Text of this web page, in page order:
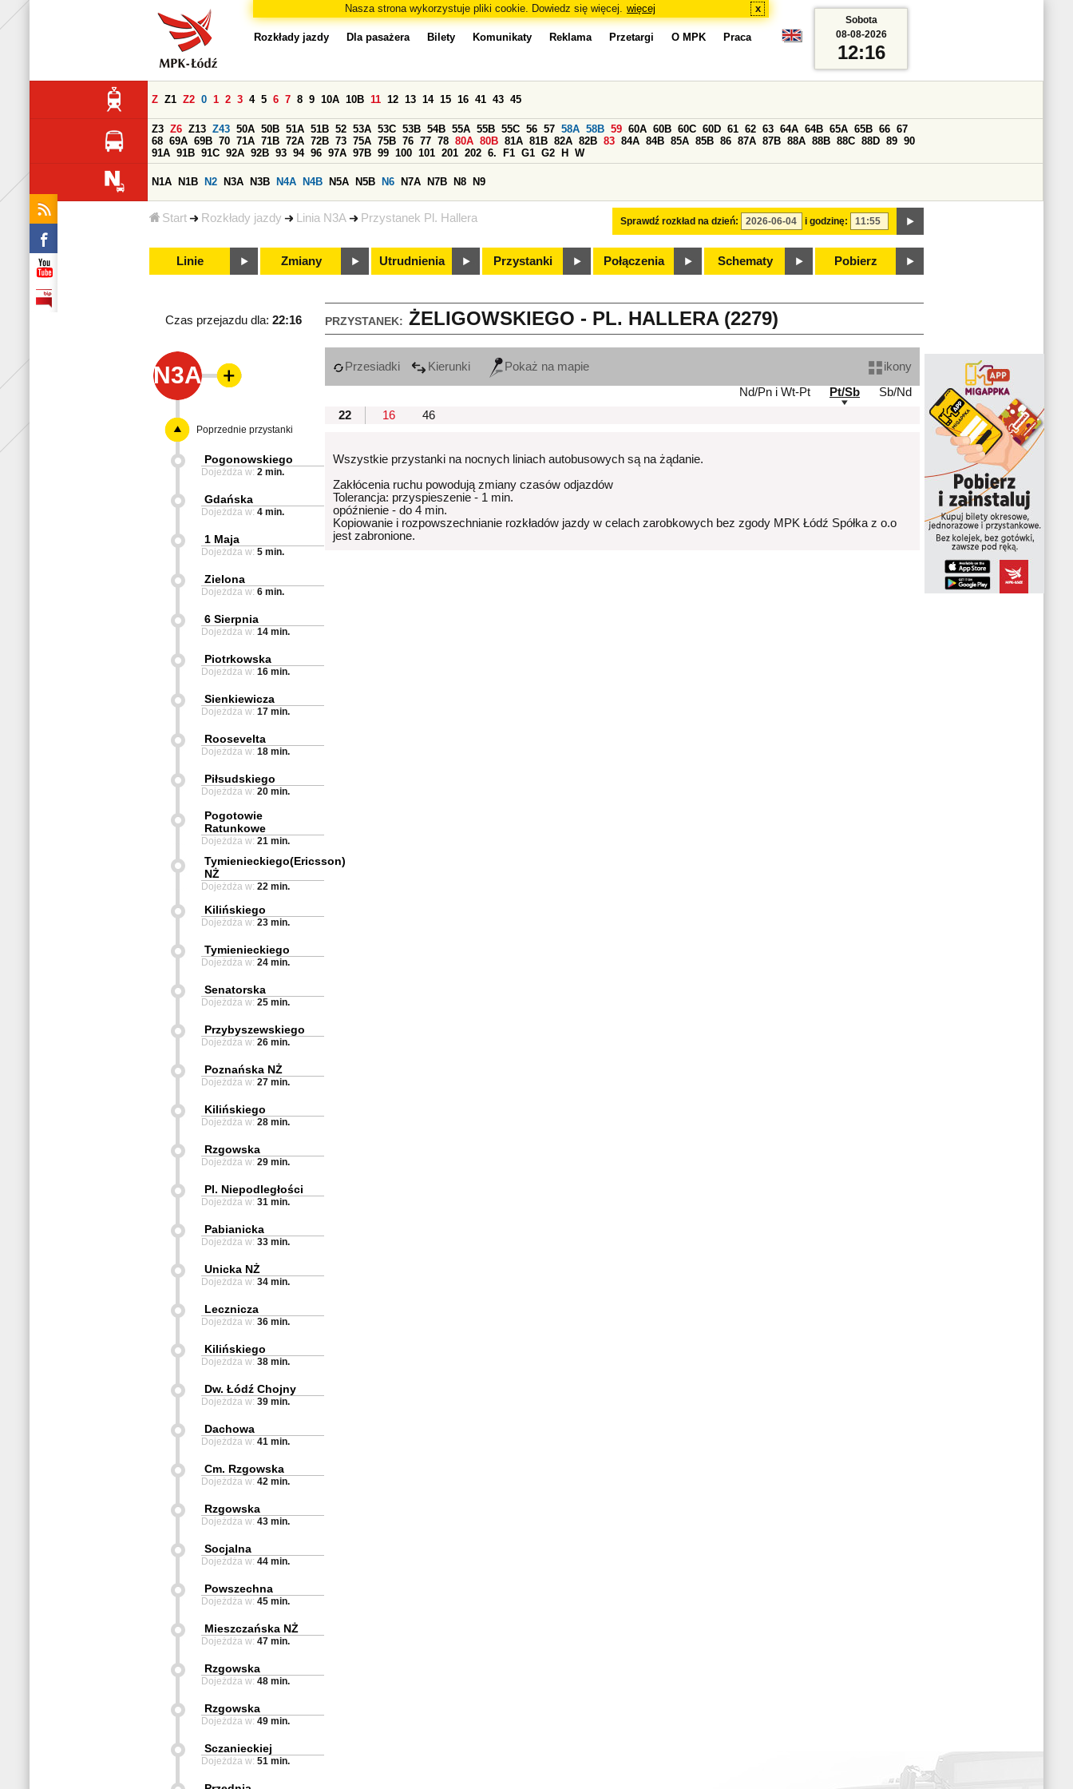
Nasza strona wykorzystuje pliki cookie. Dowiedz się więcej. więcej x
Start Rozkłady jazdy Linia N3A Przystanek Pl. Hallera
Rozkłady jazdy Dla pasażera Bilety Komunikaty Reklama Przetargi O MPK Praca
Sprawdź rozkład na dzień: i godzinę:
Z Z1 Z2 0 1 2 3 4 5 6 7 8 9 10A 10B 11 12 13 14 15 16 41 43 45
Z3 Z6 Z13 Z43 50A 50B 51A 51B 52 53A 53C 53B 54B 55A 55B 55C 56 57 58A 58B 59 60A 60B 60C 60D 61 62 63 64A 64B 65A 65B 66 67
68 69A 69B 70 71A 71B 72A 72B 73 75A 75B 76 77 78 80A 80B 81A 81B 82A 82B 83 84A 84B 85A 85B 86 87A 87B 88A 88B 88C 88D 89 90
91A 91B 91C 92A 92B 93 94 96 97A 97B 99 100 101 201 202 6. F1 G1 G2 H W
N1A N1B N2 N3A N3B N4A N4B N5A N5B N6 N7A N7B N8 N9
Linie Zmiany Utrudnienia Przystanki Połączenia Schematy Pobierz
Sobota
08-08-2026
12:16
PRZYSTANEK: ŻELIGOWSKIEGO - PL. HALLERA (2279)
Czas przejazdu dla: 22:16
N3A Przesiadki Kierunki Pokaż na mapie
ikony
Nd/Pn i Wt-Pt
Pt/Sb
Sb/Nd
22
16 46
Wszystkie przystanki na nocnych liniach autobusowych są na żądanie.
Zakłócenia ruchu powodują zmiany czasów odjazdów
Tolerancja: przyspieszenie - 1 min.
opóźnienie - do 4 min.
Kopiowanie i rozpowszechnianie rozkładów jazdy w celach zarobkowych bez zgody MPK Łódź Spółka z o.o
jest zabronione.
Poprzednie przystanki
Pogonowskiego
Dojeżdża w: 2 min.
Gdańska
Dojeżdża w: 4 min.
1 Maja
Dojeżdża w: 5 min.
Zielona
Dojeżdża w: 6 min.
6 Sierpnia
Dojeżdża w: 14 min.
Piotrkowska
Dojeżdża w: 16 min.
Sienkiewicza
Dojeżdża w: 17 min.
Roosevelta
Dojeżdża w: 18 min.
Piłsudskiego
Dojeżdża w: 20 min.
Pogotowie
Ratunkowe
Dojeżdża w: 21 min.
Tymienieckiego(Ericsson)
NŻ
Dojeżdża w: 22 min.
Kilińskiego
Dojeżdża w: 23 min.
Tymienieckiego
Dojeżdża w: 24 min.
Senatorska
Dojeżdża w: 25 min.
Przybyszewskiego
Dojeżdża w: 26 min.
Poznańska NŻ
Dojeżdża w: 27 min.
Kilińskiego
Dojeżdża w: 28 min.
Rzgowska
Dojeżdża w: 29 min.
Pl. Niepodległości
Dojeżdża w: 31 min.
Pabianicka
Dojeżdża w: 33 min.
Unicka NŻ
Dojeżdża w: 34 min.
Lecznicza
Dojeżdża w: 36 min.
Kilińskiego
Dojeżdża w: 38 min.
Dw. Łódź Chojny
Dojeżdża w: 39 min.
Dachowa
Dojeżdża w: 41 min.
Cm. Rzgowska
Dojeżdża w: 42 min.
Rzgowska
Dojeżdża w: 43 min.
Socjalna
Dojeżdża w: 44 min.
Powszechna
Dojeżdża w: 45 min.
Mieszczańska NŻ
Dojeżdża w: 47 min.
Rzgowska
Dojeżdża w: 48 min.
Rzgowska
Dojeżdża w: 49 min.
Sczanieckiej
Dojeżdża w: 51 min.